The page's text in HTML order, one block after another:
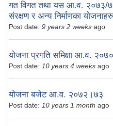
गत विगत तथा यस आ.व. २०७३/७४
संरक्षण र अन्य निर्माणका
Post date: 9 years 2 weeks ago
योजना प्रगति समिक्षा आ.व.
Post date: 10 years 4 weeks ago
योजना बजेट आ.व. २०७२।७३
Post date: 10 years 1 month ago